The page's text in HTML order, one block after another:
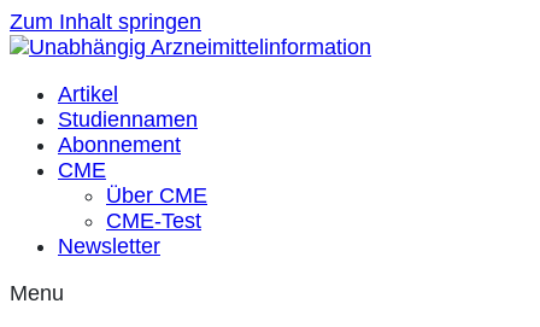
Zum Inhalt springen
Artikel
Studiennamen
Abonnement
CME
Über CME
CME-Test
Newsletter
Menu